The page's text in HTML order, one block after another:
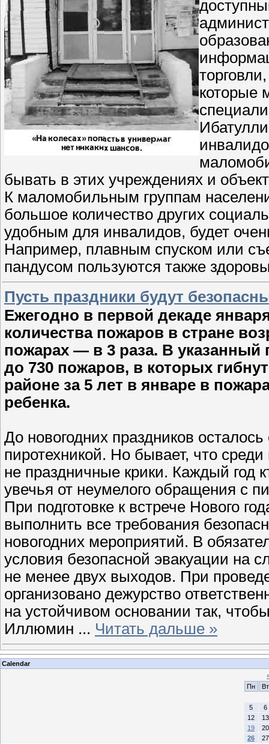
которые
бывать в этих учреждениях и
К маломобильным группам
большое количество других
удобным для инвалидов, будет
Например, плавным спуском или
пандусом пользуются также
Пусть праздники будут
Ежегодно в первой декаде
количества пожаров в стране
пожарах — в 3 раза. В указанный
до 730 пожаров, в которых
районе за 5 лет в январе в
ребенка.
До новогодних праздников
пиротехникой. Но бывает, что
не праздничные крики. Каждый год
увечья от неумелого обращения с
При подготовке к встрече Нового
выполнить все требования
новогодних мероприятий. В
условия безопасной эвакуации на
не менее двух выходов. При
организовано дежурство
на устойчивом основании так,
Иллюмин ... Читать дальше »
Calendar
Пн
Вт
5
6
12
13
19
20
26
27